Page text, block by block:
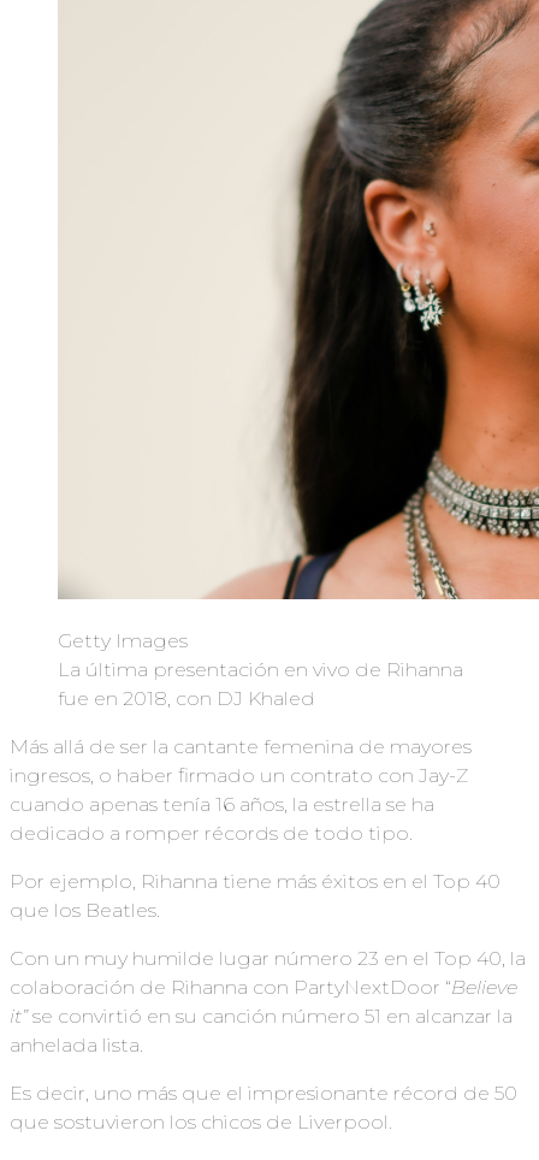
Getty Images
La última presentación en vivo de Rihanna
fue en 2018, con DJ Khaled
Más allá de ser la cantante femenina de mayores
ingresos, o haber firmado un contrato con Jay-Z
cuando apenas tenía 16 años, la estrella se ha
dedicado a romper récords de todo tipo.
Por ejemplo, Rihanna tiene más éxitos en el Top 40
que los Beatles.
Con un muy humilde lugar número 23 en el Top 40, la
colaboración de Rihanna con PartyNextDoor “Believe
it”se convirtió en su canción número 51 en alcanzar la
anhelada lista.
Es decir, uno más que el impresionante récord de 50
que sostuvieron los chicos de Liverpool.